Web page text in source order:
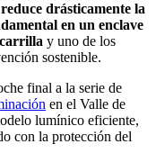
reduce drásticamente la
en un enclave
y uno de los
sostenible.
final a la serie de
en el Valle de
lumínico eficiente,
con la protección del